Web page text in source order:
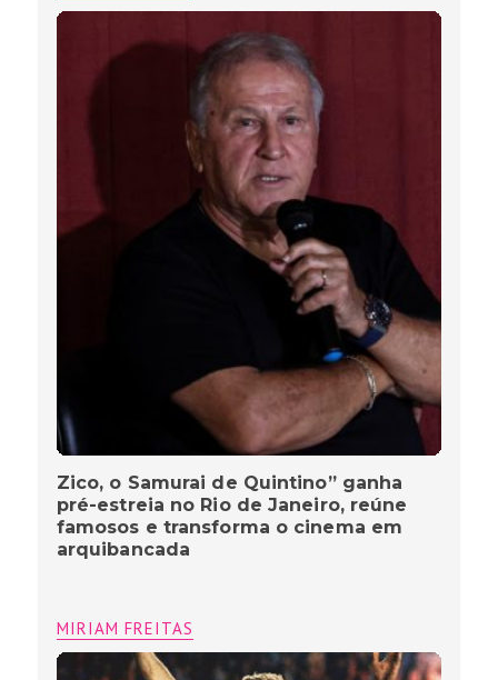
Zico, o Samurai de Quintino” ganha
pré-estreia no Rio de Janeiro, reúne
famosos e transforma o cinema em
arquibancada
MIRIAM FREITAS